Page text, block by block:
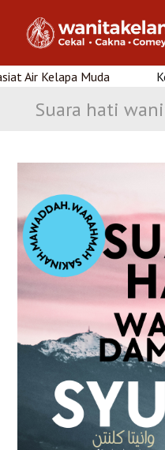
Kerjaya : Kursus
Suara hati